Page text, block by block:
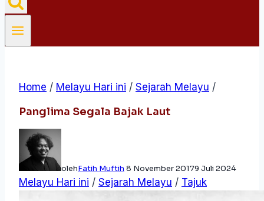
Home / Melayu Hari ini / Sejarah Melayu /
Panglima Segala Bajak Laut
olehFatih Muftih 8 November 20179 Juli 2024
Melayu Hari ini / Sejarah Melayu / Tajuk